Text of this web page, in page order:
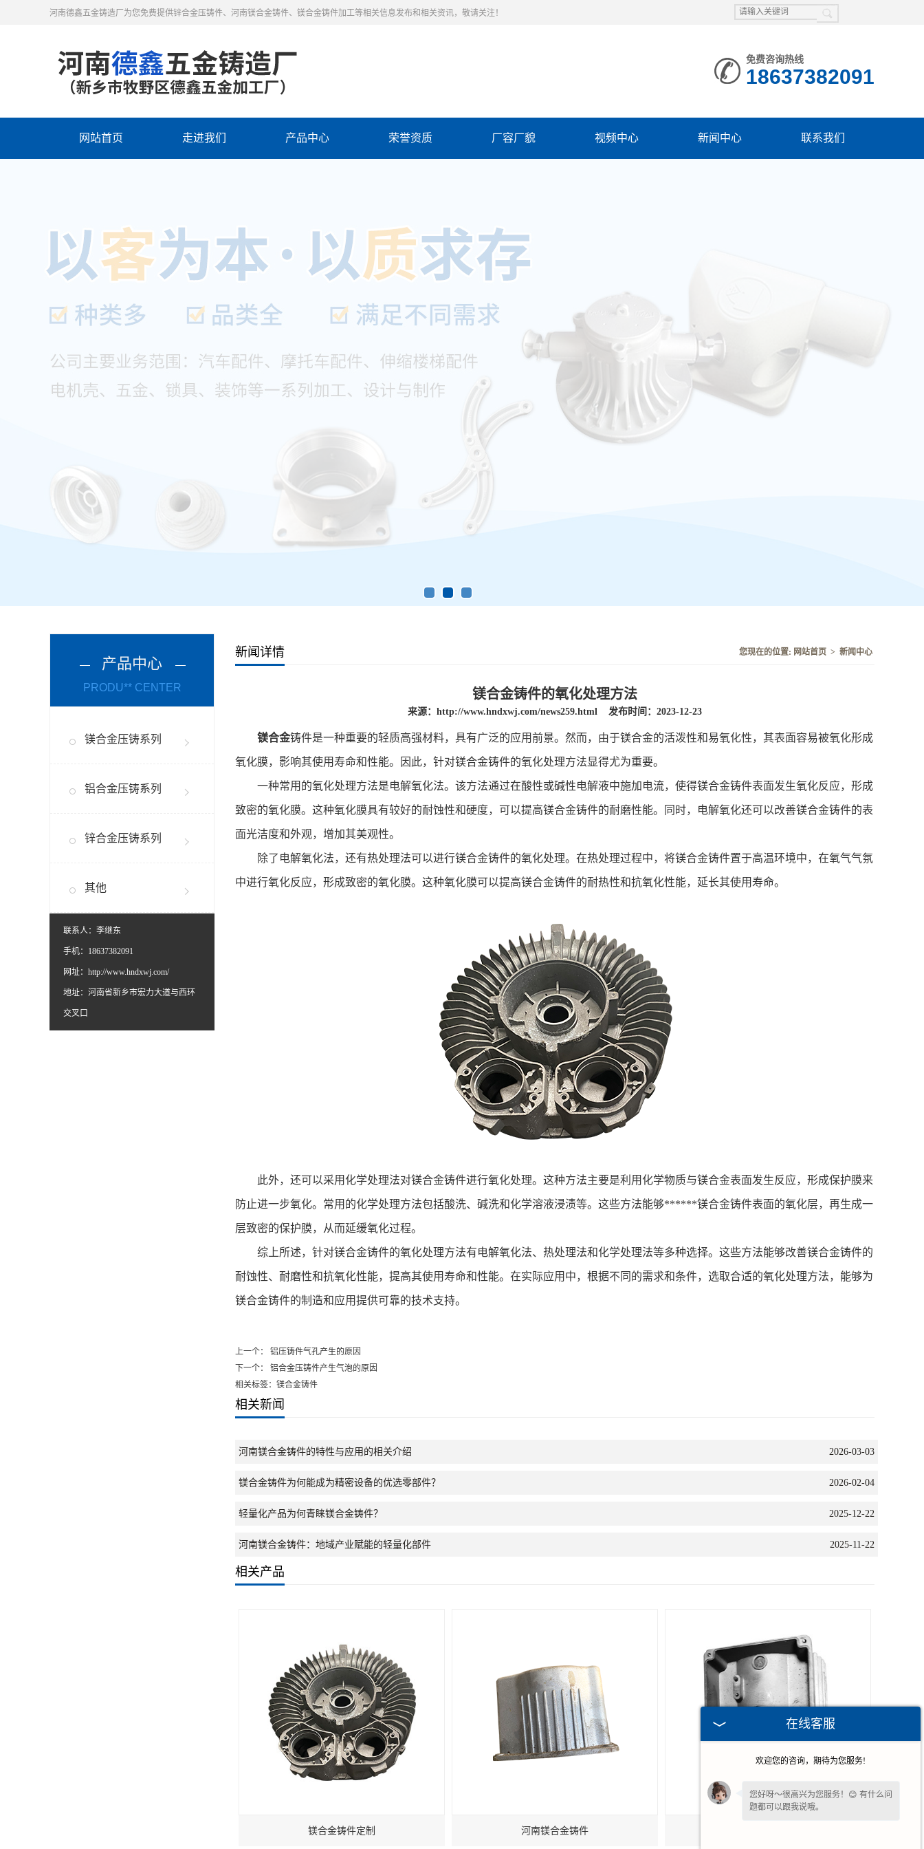
河南德鑫五金铸造厂为您免费提供锌合金压铸件、河南镁合金铸件、镁合金铸件加工等相关信息发布和相关资讯，敬请关注！
免费咨询热线
18637382091
网站首页 走进我们 产品中心 荣誉资质 厂容厂貌 视频中心 新闻中心 联系我们
产品中心
PRODU** CENTER
镁合金压铸系列
铝合金压铸系列
锌合金压铸系列
其他
联系人：李继东
手机：18637382091
网址： http://www.hndxwj.com/
地址：河南省新乡市宏力大道与西环
交叉口
新闻详情 您现在的位置: 网站首页 > 新闻中心
镁合金铸件的氧化处理方法
来源： http://www.hndxwj.com/news259.html 发布时间：2023-12-23
镁合金铸件是一种重要的轻质高强材料，具有广泛的应用前景。然而，由于镁合金的活泼性和易氧化性，其表面容易被氧化形成
氧化膜，影响其使用寿命和性能。因此，针对镁合金铸件的氧化处理方法显得尤为重要。
一种常用的氧化处理方法是电解氧化法。该方法通过在酸性或碱性电解液中施加电流，使得镁合金铸件表面发生氧化反应，形成
致密的氧化膜。这种氧化膜具有较好的耐蚀性和硬度，可以提高镁合金铸件的耐磨性能。同时，电解氧化还可以改善镁合金铸件的表
面光洁度和外观，增加其美观性。
除了电解氧化法，还有热处理法可以进行镁合金铸件的氧化处理。在热处理过程中，将镁合金铸件置于高温环境中，在氧气气氛
中进行氧化反应，形成致密的氧化膜。这种氧化膜可以提高镁合金铸件的耐热性和抗氧化性能，延长其使用寿命。
此外，还可以采用化学处理法对镁合金铸件进行氧化处理。这种方法主要是利用化学物质与镁合金表面发生反应，形成保护膜来
防止进一步氧化。常用的化学处理方法包括酸洗、碱洗和化学溶液浸渍等。这些方法能够******镁合金铸件表面的氧化层，再生成一
层致密的保护膜，从而延缓氧化过程。
综上所述，针对镁合金铸件的氧化处理方法有电解氧化法、热处理法和化学处理法等多种选择。这些方法能够改善镁合金铸件的
耐蚀性、耐磨性和抗氧化性能，提高其使用寿命和性能。在实际应用中，根据不同的需求和条件，选取合适的氧化处理方法，能够为
镁合金铸件的制造和应用提供可靠的技术支持。
上一个：
铝压铸件气孔产生的原因
下一个：
铝合金压铸件产生气泡的原因
相关标签：镁合金铸件
相关新闻
河南镁合金铸件的特性与应用的相关介绍 2026-03-03
镁合金铸件为何能成为精密设备的优选零部件？ 2026-02-04
轻量化产品为何青睐镁合金铸件？ 2025-12-22
河南镁合金铸件：地域产业赋能的轻量化部件 2025-11-22
相关产品
镁合金铸件定制 河南镁合金铸件
在线客服
欢迎您的咨询，期待为您服务!
您好呀～很高兴为您服务！😊 有什么问
题都可以跟我说哦。